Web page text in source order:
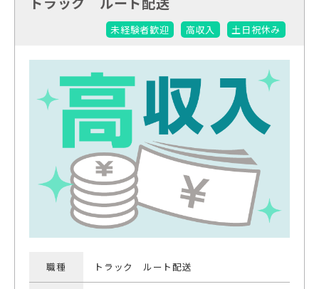
未経験者歓迎 高収入 土日祝休み
職種 トラック ルート配送